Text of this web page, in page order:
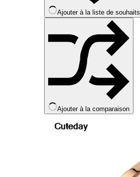
page
du
produit
Ajouter à la liste de souhaits
Ajouter à la comparaison